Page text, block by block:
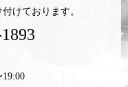
けております。